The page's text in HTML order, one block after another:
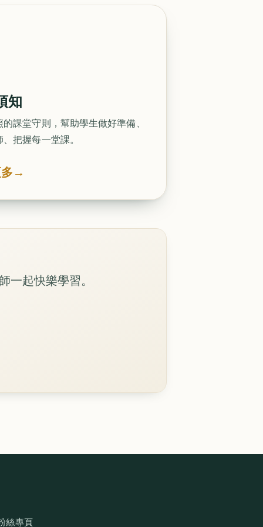
知
課堂守則，幫助學生做好準備、
把握每一堂課。
→
起快樂學習。
絲專頁